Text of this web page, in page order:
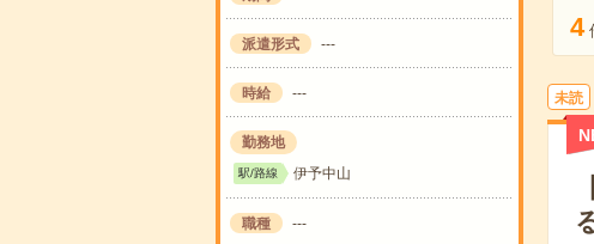
派遣形式 ---
時給 ---
勤務地
駅/路線 伊予中山
職種 ---
4
未読